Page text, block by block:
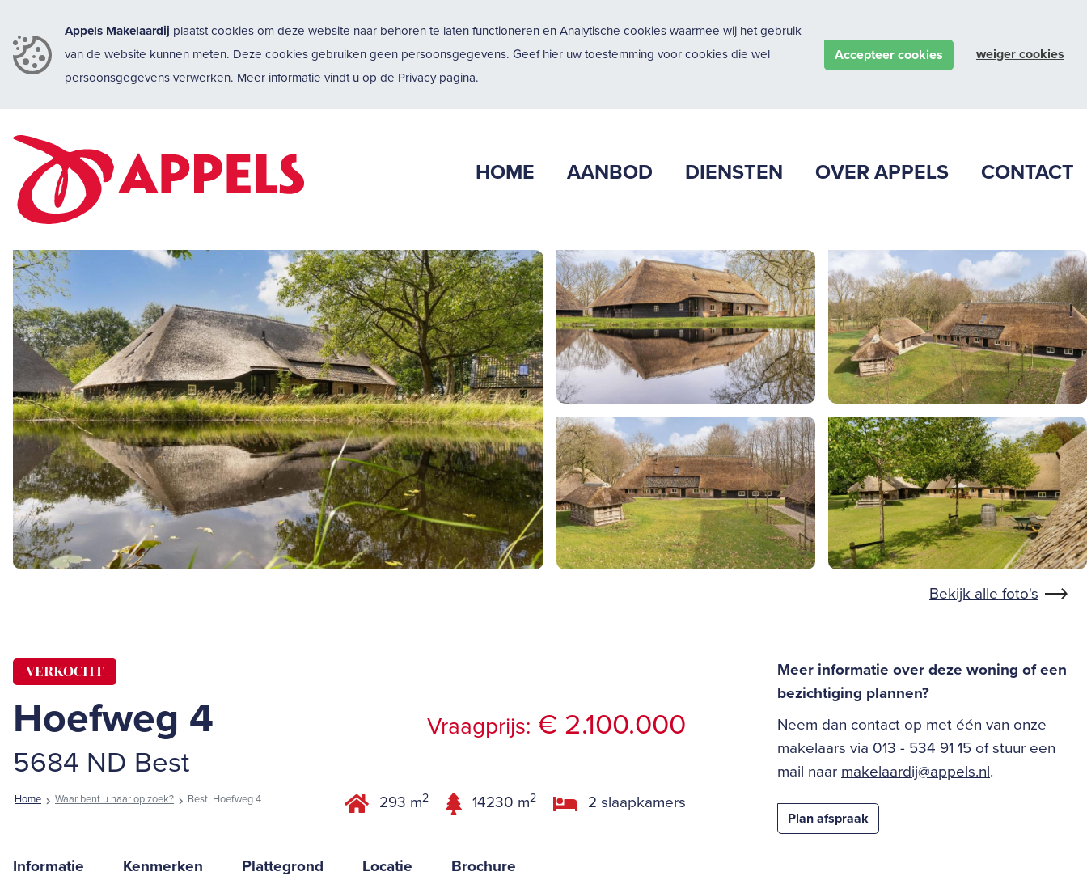
Appels Makelaardij plaatst cookies om deze website naar behoren te laten functioneren en Analytische cookies waarmee wij het gebruik
van de website kunnen meten. Deze cookies gebruiken geen persoonsgegevens. Geef hier uw toestemming voor cookies die wel
persoonsgegevens verwerken. Meer informatie vindt u op de Privacypagina.
Accepteer cookies weiger cookies
HOME AANBOD DIENSTEN OVER APPELS CONTACT
Bekijk alle foto's
VERKOCHT
Vraagprijs: € 2.100.000
Hoefweg 4
5684 ND Best
Home Waar bent u naar op zoek? Best, Hoefweg 4 293 m2 14230 m2 2 slaapkamers
Informatie Kenmerken Plattegrond Locatie Brochure
Meer informatie over deze woning of een
bezichtiging plannen?
Neem dan contact op met één van onze
makelaars via 013 - 534 91 15 of stuur een
mail naar makelaardij@appels.nl.
Plan afspraak